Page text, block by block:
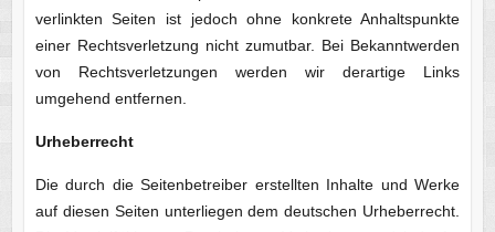
verlinkten Seiten ist jedoch ohne konkrete Anhaltspunkte
einer Rechtsverletzung nicht zumutbar. Bei Bekanntwerden
von Rechtsverletzungen werden wir derartige Links
umgehend entfernen.
Urheberrecht
Die durch die Seitenbetreiber erstellten Inhalte und Werke
auf diesen Seiten unterliegen dem deutschen Urheberrecht.